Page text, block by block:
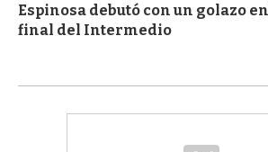
Espinosa debutó con un golazo
final del Intermedio